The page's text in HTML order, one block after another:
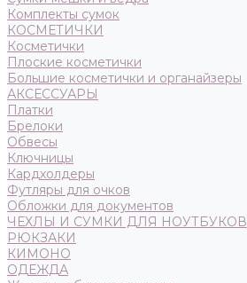
Комплекты сумок
КОСМЕТИЧКИ
Косметички
Плоские косметички
Большие косметички и органайзеры
АКСЕССУАРЫ
Платки
Брелоки
Обвесы
Ключницы
Кардхолдеры
Футляры для очков
Обложки для документов
ЧЕХЛЫ И СУМКИ ДЛЯ НОУТБУКОВ
РЮКЗАКИ
КИМОНО
ОДЕЖДА